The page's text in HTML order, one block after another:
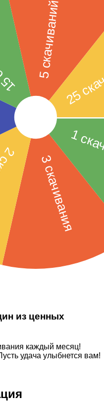
из ценных
каждый месяц!
удача улыбнется вам!